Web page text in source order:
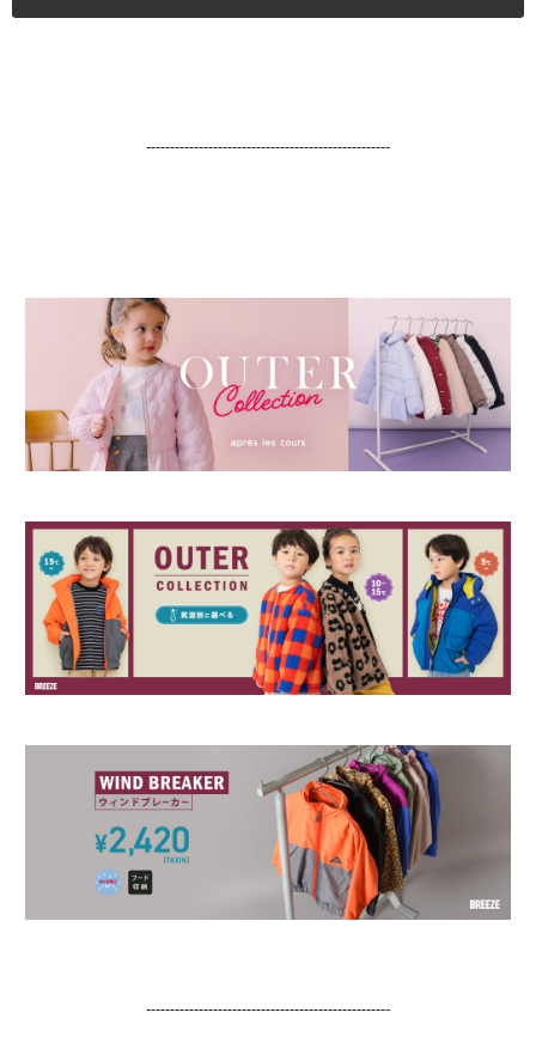
---------------------------------------------------
---------------------------------------------------